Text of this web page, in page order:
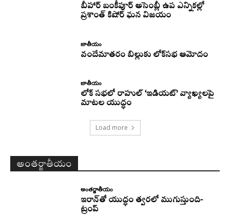
బీహార్ బంకీపూర్ అసెంబ్లీ ఉప ఎన్నికల్లో
ప్రశాంత్ కిషోర్ ఘన విజయం
జాతీయం
వందేమాతరం బిల్లుకు లోక్‌సభ ఆమోదం
జాతీయం
లోక్ సభలో రాహుల్ ‘ఇడియట్’ వ్యాఖ్యలపై
మాటల యుద్ధం
Load more
అంతర్జాతీయం
అంతర్జాతీయం
ఇరాన్‌తో యుద్ధం త్వరలో ముగుస్తుంది-
ట్రంప్‌